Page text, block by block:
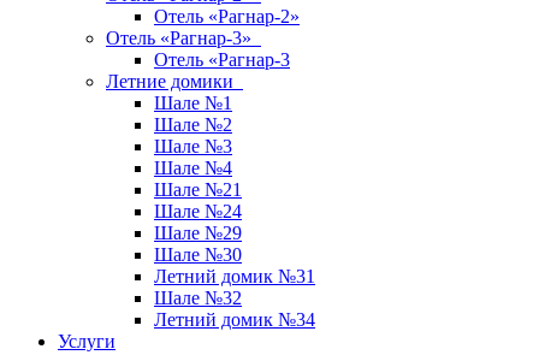
Отель «Рагнар-2»
Отель «Рагнар-3»
Отель «Рагнар-3
Летние домики
Шале №1
Шале №2
Шале №3
Шале №4
Шале №21
Шале №24
Шале №29
Шале №30
Летний домик №31
Шале №32
Летний домик №34
Услуги